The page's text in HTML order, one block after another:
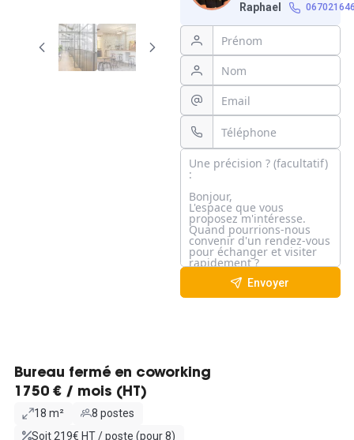
Raphael
Envoyer
Bureau fermé en coworking
1750 € / mois (HT)
18 m²
8 postes
Soit 219€ HT / poste (pour 8)